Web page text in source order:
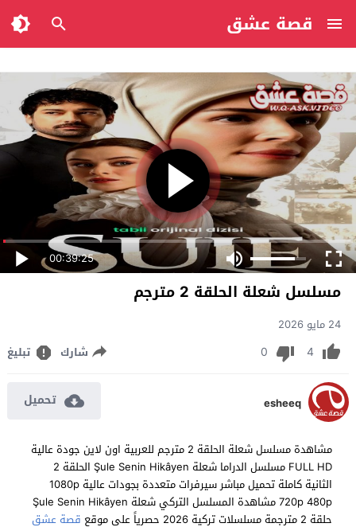
قصة عشق
00:39:25
مسلسل شعلة الحلقة 2 مترجم
24 مايو 2026
4
0 شارك تبليغ
esheeq تحميل
مشاهدة مسلسل شعلة الحلقة 2 مترجم للعربية اون لاين جودة عالية
FULL HD مسلسل الدراما شعلة Şule Senin Hikâyen الحلقة 2
الثانية كاملة تحميل مباشر سيرفرات متعددة بجودات عالية 1080p
720p 480p مشاهدة المسلسل التركي شعلة Şule Senin Hikâyen
حلقة 2 مترجمة مسلسلات تركية 2026 حصرياً على موقع
قصة عشق